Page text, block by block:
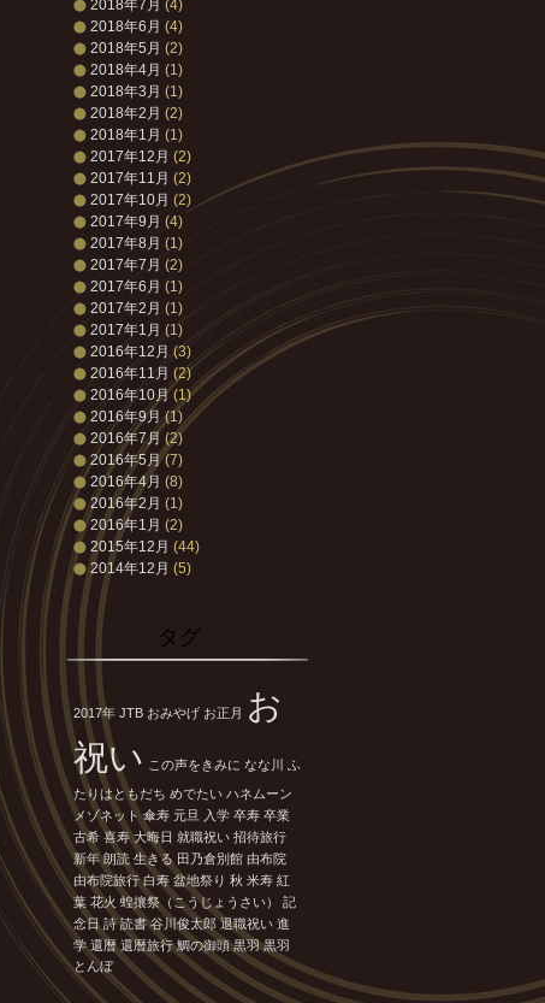
2018年7月 (4)
2018年6月 (4)
2018年5月 (2)
2018年4月 (1)
2018年3月 (1)
2018年2月 (2)
2018年1月 (1)
2017年12月 (2)
2017年11月 (2)
2017年10月 (2)
2017年9月 (4)
2017年8月 (1)
2017年7月 (2)
2017年6月 (1)
2017年2月 (1)
2017年1月 (1)
2016年12月 (3)
2016年11月 (2)
2016年10月(1)
2016年9月 (1)
2016年7月 (2)
2016年5月(7)
2016年4月 (8)
2016年2月 (1)
2016年1月 (2)
2015年12月 (44)
2014年12月 (5)
タグ
2017年 JTB おみやげ お正月 お
祝い この声をきみに なな川 ふ
たりはともだち めでたい ハネムーン
メゾネット 傘寿 元旦 入学 卒寿 卒業
古希 喜寿 大晦日 就職祝い 招待旅行
新年 朗読 生きる 田乃倉別館 由布院
由布院旅行 白寿 盆地祭り 秋 米寿 紅
葉 花火 蝗攘祭（こうじょうさい）
記
念日 詩 読書 谷川俊太郎 退職祝い 進
学 還暦 還暦旅行 鯛の御頭 黒羽 黒羽
とんぼ